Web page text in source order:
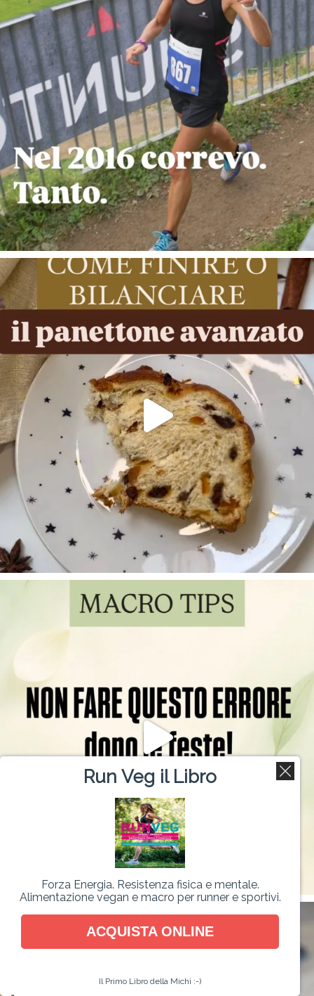
Run Veg il Libro
Forza Energia. Resistenza fisica e mentale.
Alimentazione vegan e macro per runner e sportivi.
ACQUISTA ONLINE
Il Primo Libro della Michi :-)